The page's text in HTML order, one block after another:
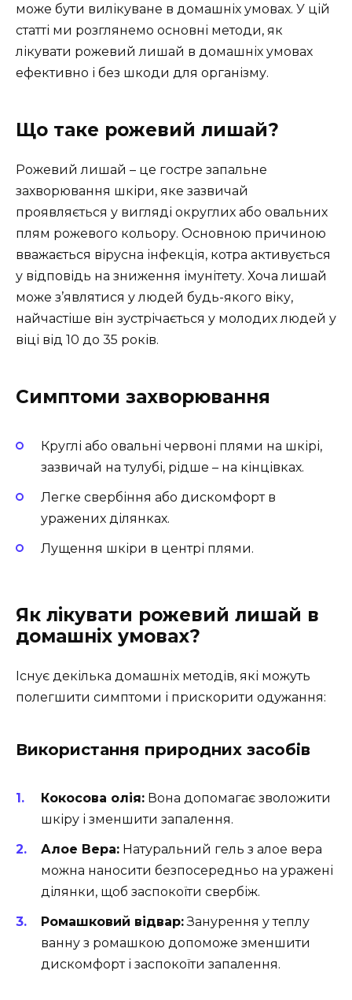
може бути вилікуване в домашніх умовах. У цій
статті ми розглянемо основні методи, як
лікувати рожевий лишай в домашніх умовах
ефективно і без шкоди для організму.
Що таке рожевий лишай?
Рожевий лишай – це гостре запальне
захворювання шкіри, яке зазвичай
проявляється у вигляді округлих або овальних
плям рожевого кольору. Основною причиною
вважається вірусна інфекція, котра активується
у відповідь на зниження імунітету. Хоча лишай
може з’являтися у людей будь-якого віку,
найчастіше він зустрічається у молодих людей у
віці від 10 до 35 років.
Симптоми захворювання
Круглі або овальні червоні плями на шкірі,
зазвичай на тулубі, рідше – на кінцівках.
Легке свербіння або дискомфорт в
уражених ділянках.
Лущення шкіри в центрі плями.
Як лікувати рожевий лишай в
домашніх умовах?
Існує декілька домашніх методів, які можуть
полегшити симптоми і прискорити одужання:
Використання природних засобів
Кокосова олія: Вона допомагає зволожити
шкіру і зменшити запалення.
Алое Вера: Натуральний гель з алое вера
можна наносити безпосередньо на уражені
ділянки, щоб заспокоїти свербіж.
Ромашковий відвар:Занурення у теплу
ванну з ромашкою допоможе зменшити
дискомфорт і заспокоїти запалення.